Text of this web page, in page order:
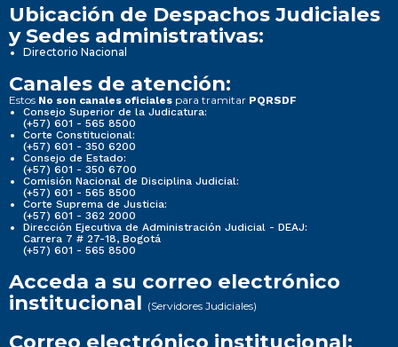
Ubicación de Despachos Judiciales
y Sedes administrativas:
Directorio Nacional
Canales de atención:
Estos No son canales oficiales para tramitar PQRSDF
Consejo Superior de la Judicatura:
(+57) 601 - 565 8500
Corte Constitucional:
(+57) 601 - 350 6200
Consejo de Estado:
(+57) 601 - 350 6700
Comisión Nacional de Disciplina Judicial:
(+57) 601 - 565 8500
Corte Suprema de Justicia:
(+57) 601 - 362 2000
Dirección Ejecutiva de Administración Judicial - DEAJ:
Carrera 7 # 27-18, Bogotá
(+57) 601 - 565 8500
Acceda a su correo electrónico
institucional (Servidores Judiciales)
Correo electrónico institucional: